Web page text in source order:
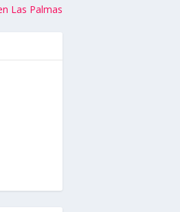
Las Palmas